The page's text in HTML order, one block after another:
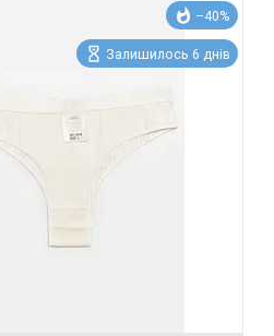
–40%
Залишилось 6 днів